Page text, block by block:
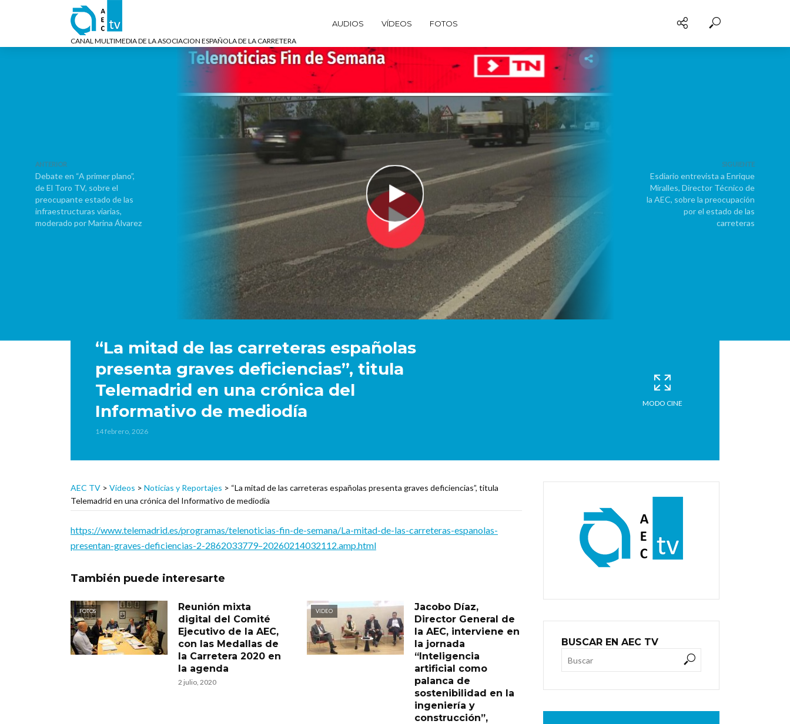
CANAL MULTIMEDIA DE LA ASOCIACION ESPAÑOLA DE LA CARRETERA
AUDIOS VÍDEOS FOTOS
ANTERIOR
Debate en “A primer plano”,
de El Toro TV, sobre el
preocupante estado de las
infraestructuras viarias,
moderado por Marina Álvarez
SIGUIENTE
Esdiario entrevista a Enrique
Miralles, Director Técnico de
la AEC, sobre la preocupación
por el estado de las
carreteras
“La mitad de las carreteras españolas
presenta graves deficiencias”, titula
Telemadrid en una crónica del
Informativo de mediodía
14 febrero, 2026
MODO CINE
AEC TV > Vídeos > Noticias y Reportajes > “La mitad de las carreteras españolas presenta graves deficiencias”, titula
Telemadrid en una crónica del Informativo de mediodía
https://www.telemadrid.es/programas/telenoticias-fin-de-semana/La-mitad-de-las-carreteras-espanolas-
presentan-graves-deficiencias-2-2862033779–20260214032112.amp.html
También puede interesarte
FOTOS
Reunión mixta
digital del Comité
Ejecutivo de la AEC,
con las Medallas de
la Carretera 2020 en
la agenda
2 julio, 2020
VIDEO
Jacobo Díaz,
Director General de
la AEC, interviene en
la jornada
“Inteligencia
artificial como
palanca de
sostenibilidad en la
ingeniería y
construcción”,
BUSCAR EN AEC TV